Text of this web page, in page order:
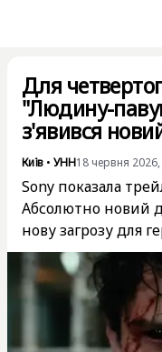
Для
"Людину-
з'явився
Київ • УНН18 червня
Sony показала
Абсолютно новий
нову загрозу для